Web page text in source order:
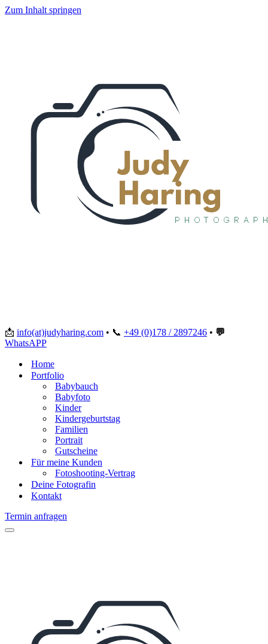
Zum Inhalt springen
📩 info(at)judyharing.com • 📞 +49 (0)178 / 2897246 • 💬
WhatsAPP
Home
Portfolio
Babybauch
Babyfoto
Kinder
Kindergeburtstag
Familien
Portrait
Gutscheine
Für meine Kunden
Fotoshooting-Vertrag
Deine Fotografin
Kontakt
Termin anfragen
Navigationsmenü